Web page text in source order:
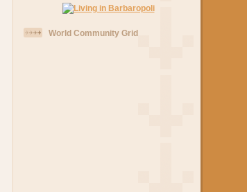
World Community Grid